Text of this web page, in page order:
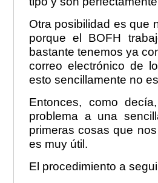
Otra posibilidad es que
porque el BOFH
bastante tenemos ya
correo electrónico de
esto sencillamente no
Entonces, como
problema a una
primeras cosas que
es muy útil.
El procedimiento a